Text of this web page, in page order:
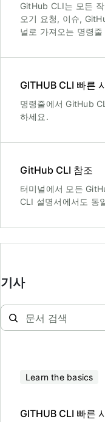
GitHub CLI는 모든
오기 요청, 이슈,
널로 가져오는 명령
GITHUB CLI 빠른
명령줄에서 GitHub
하세요.
GitHub CLI 참조
터미널에서 모든
CLI 설명서에서도 동
기사
Learn the basics
GITHUB CLI 빠른